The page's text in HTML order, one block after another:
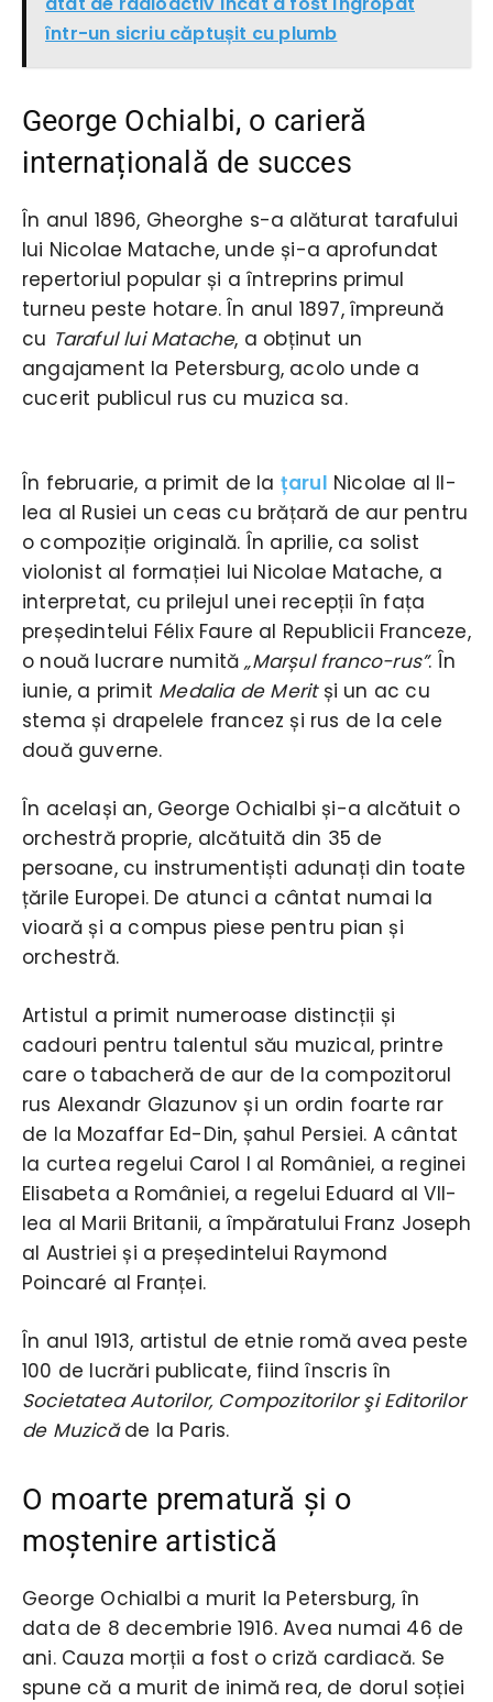
într-un sicriu căptușit cu plumb
George Ochialbi, o carieră
internațională de succes
În anul 1896, Gheorghe s-a alăturat tarafului
lui Nicolae Matache, unde și-a aprofundat
repertoriul popular și a întreprins primul
turneu peste hotare. În anul 1897, împreună
cu Taraful lui Matache, a obținut un
angajament la Petersburg, acolo unde a
cucerit publicul rus cu muzica sa.
În februarie, a primit de la țarul Nicolae al II-
lea al Rusiei un ceas cu brățară de aur pentru
o compoziție originală. În aprilie, ca solist
violonist al formației lui Nicolae Matache, a
interpretat, cu prilejul unei recepții în fața
președintelui Félix Faure al Republicii Franceze,
o nouă lucrare numită„Marșul franco-rus”. În
iunie, a primit Medalia de Meritși un ac cu
stema și drapelele francez și rus de la cele
două guverne.
În același an, George Ochialbi și-a alcătuit o
orchestră proprie, alcătuită din 35 de
persoane, cu instrumentiști adunați din toate
țările Europei. De atunci a cântat numai la
vioară și a compus piese pentru pian și
orchestră.
Artistul a primit numeroase distincții și
cadouri pentru talentul său muzical, printre
care o tabacheră de aur de la compozitorul
rus Alexandr Glazunov și un ordin foarte rar
de la Mozaffar Ed-Din, șahul Persiei. A cântat
la curtea regelui Carol I al României, a reginei
Elisabeta a României, a regelui Eduard al VII-
lea al Marii Britanii, a împăratului Franz Joseph
al Austriei și a președintelui Raymond
Poincaré al Franței.
În anul 1913, artistul de etnie romă avea peste
100 de lucrări publicate, fiind înscris în
Societatea Autorilor, Compozitorilor şi Editorilor
de Muzicăde la Paris.
O moarte prematură și o
moștenire artistică
George Ochialbi a murit la Petersburg, în
data de 8 decembrie 1916. Avea numai 46 de
ani. Cauza morții a fost o criză cardiacă. Se
spune că a murit de inimă rea, de dorul soției